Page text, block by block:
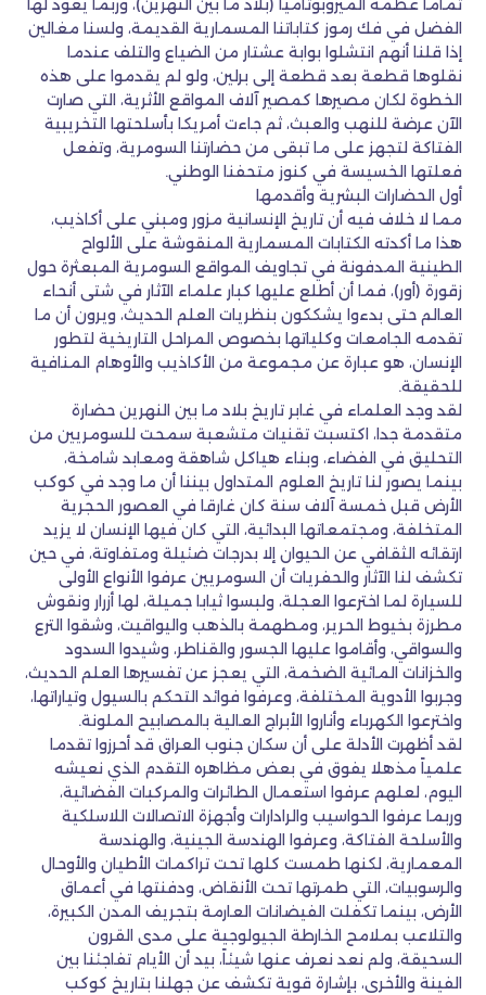
تماما عظمة الميزوبوتاميا (بلاد ما بين النهرين)، وربما يعود لها
الفضل في فك رموز كتاباتنا المسمارية القديمة، ولسنا مغالين
إذا قلنا أنهم انتشلوا بوابة عشتار من الضياع والتلف عندما
نقلوها قطعة بعد قطعة إلى برلين، ولو لم يقدموا على هذه
الخطوة لكان مصيرها كمصير آلاف المواقع الأثرية، التي صارت
الآن عرضة للنهب والعبث، ثم جاءت أمريكا بأسلحتها التخريبية
الفتاكة لتجهز على ما تبقى من حضارتنا السومرية، وتفعل
فعلتها الخسيسة في كنوز متحفنا الوطني.
أول الحضارات البشرية وأقدمها
مما لا خلاف فيه أن تاريخ الإنسانية مزور ومبني على أكاذيب،
هذا ما أكدته الكتابات المسمارية المنقوشة على الألواح
الطينية المدفونة في تجاويف المواقع السومرية المبعثرة حول
زقورة (أور)، فما أن أطلع عليها كبار علماء الآثار في شتى أنحاء
العالم حتى بدءوا يشككون بنظريات العلم الحديث، ويرون أن ما
تقدمه الجامعات وكلياتها بخصوص المراحل التاريخية لتطور
الإنسان، هو عبارة عن مجموعة من الأكاذيب والأوهام المنافية
للحقيقة.
لقد وجد العلماء في غابر تاريخ بلاد ما بين النهرين حضارة
متقدمة جدا، اكتسبت تقنيات متشعبة سمحت للسومريين من
التحليق في الفضاء، وبناء هياكل شاهقة ومعابد شامخة،
بينما يصور لنا تاريخ العلوم المتداول بيننا أن ما وجد في كوكب
الأرض قبل خمسة آلاف سنة كان غارقا في العصور الحجرية
المتخلفة، ومجتمعاتها البدائية، التي كان فيها الإنسان لا يزيد
ارتقائه الثقافي عن الحيوان إلا بدرجات ضئيلة ومتفاوتة، في حين
تكشف لنا الآثار والحفريات أن السومريين عرفوا الأنواع الأولى
للسيارة لما اخترعوا العجلة، ولبسوا ثيابا جميلة، لها أزرار ونقوش
مطرزة بخيوط الحرير، ومطهمة بالذهب واليواقيت، وشقوا الترع
والسواقي، وأقاموا عليها الجسور والقناطر، وشيدوا السدود
والخزانات المائية الضخمة، التي يعجز عن تفسيرها العلم الحديث،
وجربوا الأدوية المختلفة، وعرفوا فوائد التحكم بالسيول وتياراتها،
واخترعوا الكهرباء وأناروا الأبراج العالية بالمصابيح الملونة.
لقد أظهرت الأدلة على أن سكان جنوب العراق قد أحرزوا تقدما
علمياً مذهلا يفوق في بعض مظاهره التقدم الذي نعيشه
اليوم، لعلهم عرفوا استعمال الطائرات والمركبات الفضائية،
وربما عرفوا الحواسيب والرادارات وأجهزة الاتصالات اللاسلكية
والأسلحة الفتاكة، وعرفوا الهندسة الجينية، والهندسة
المعمارية، لكنها طمست كلها تحت تراكمات الأطيان والأوحال
والرسوبيات، التي طمرتها تحت الأنقاض، ودفنتها في أعماق
الأرض، بينما تكفلت الفيضانات العارمة بتجريف المدن الكبيرة،
والتلاعب بملامح الخارطة الجيولوجية على مدى القرون
السحيقة، ولم نعد نعرف عنها شيئاً، بيد أن الأيام تفاجئنا بين
الفينة والأخرى، بإشارة قوية تكشف عن جهلنا بتاريخ كوكب